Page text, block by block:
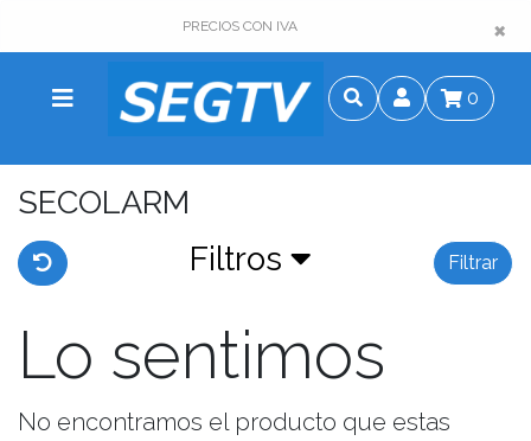
PRECIOS CON IVA ×
×
0
SECOLARM
Filtros Filtrar
Lo sentimos
No encontramos el producto que estas